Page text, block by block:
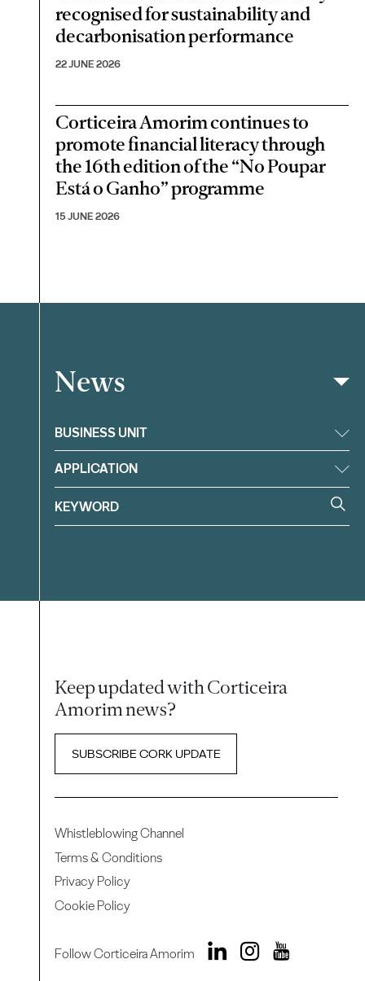
recognised for sustainability and
decarbonisation performance
22 JUNE 2026
Corticeira Amorim continues to
promote financial literacy through
the 16th edition of the “No Poupar
Está o Ganho” programme
15 JUNE 2026
Filter
News
BUSINESS UNIT
APPLICATION
Keep updated with Corticeira
Amorim news?
SUBSCRIBE CORK UPDATE
Whistleblowing Channel
Terms & Conditions
Privacy Policy
Cookie Policy
Follow Corticeira Amorim